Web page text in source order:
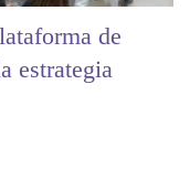
de
estrategia